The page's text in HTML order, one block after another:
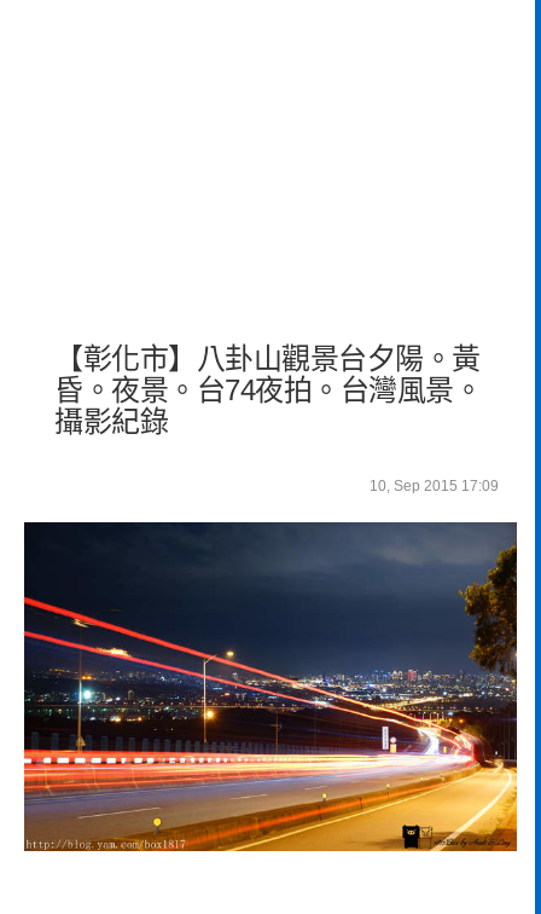
【彰化市】八卦山觀景台夕陽。黃
昏。夜景。台74夜拍。台灣風景。
攝影紀錄
10, Sep 2015 17:09